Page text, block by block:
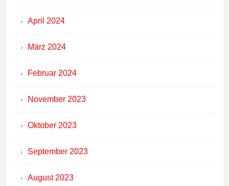
April 2024
März 2024
Februar 2024
November 2023
Oktober 2023
September 2023
August 2023